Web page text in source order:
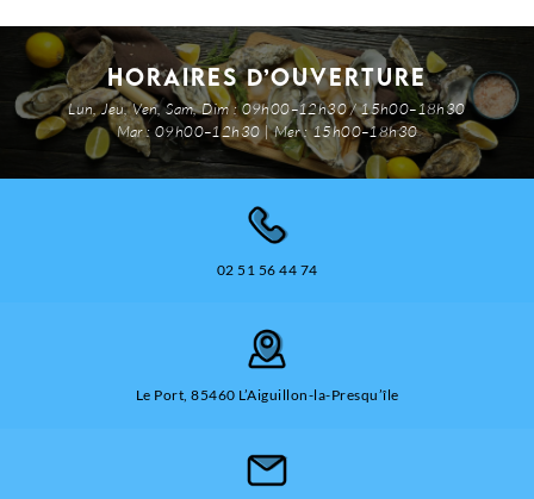
Horaires d’ouverture
Lun, Jeu, Ven, Sam, Dim : 09h00–12h30 / 15h00–18h30
Mar : 09h00–12h30 | Mer : 15h00–18h30
02 51 56 44 74
Le Port, 85460 L’Aiguillon-la-Presqu’île